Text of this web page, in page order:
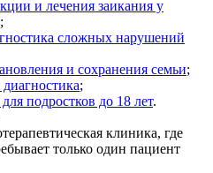
и лечения заикания у
;
сложных нарушений
и сохранения семьи;
;
подростков до 18 лет.
клиника, где
только один пациент